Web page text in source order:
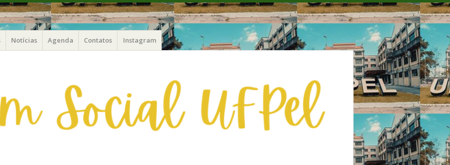
UFPel
e Cultura / PREC-UFPel
Notícias Agenda Contatos Instagram